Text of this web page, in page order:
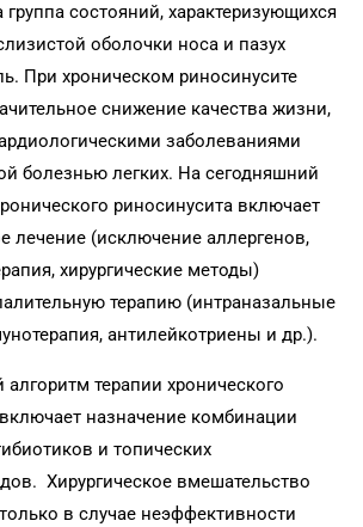
группа состояний, характеризующихся
оболочки носа и пазух
При хроническом риносинусите
снижение качества жизни,
заболеваниями
болезнью легких. На сегодняшний
риносинусита включает
лечение (исключение аллергенов,
хирургические методы)
терапию (интраназальные
антилейкотриены и др.).
терапии хронического
назначение комбинации
и топических
Хирургическое вмешательство
в случае неэффективности